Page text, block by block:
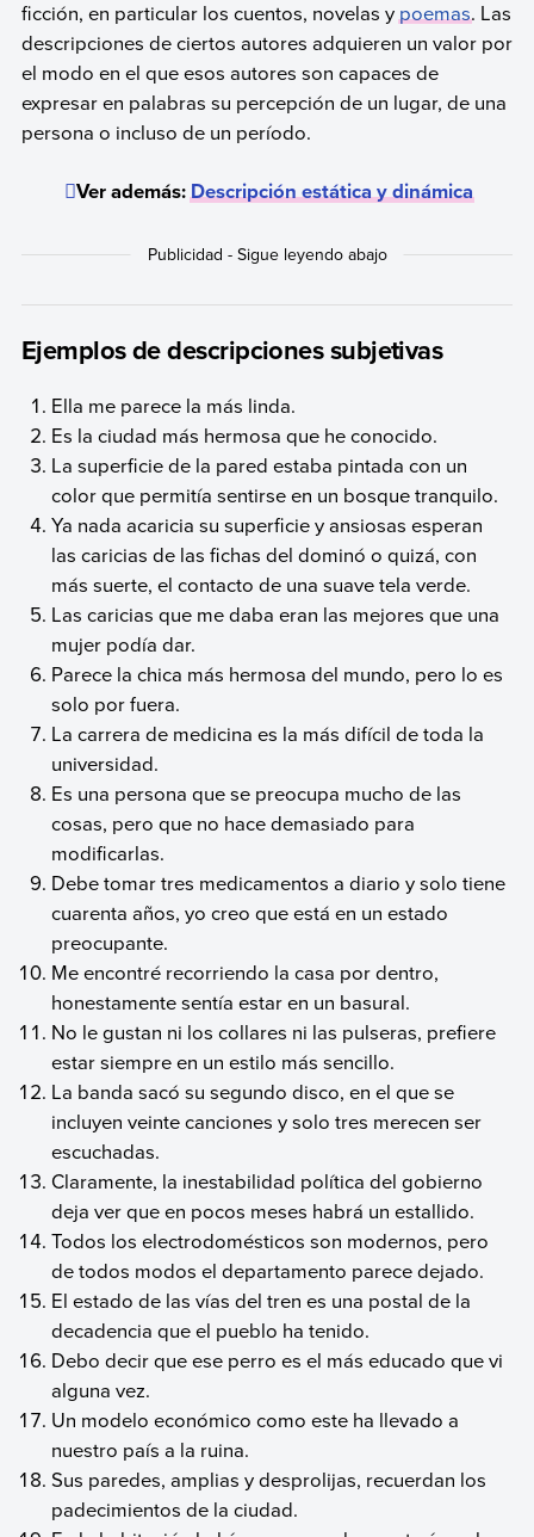
ficción, en particular los cuentos, novelas y poemas. Las
descripciones de ciertos autores adquieren un valor por
el modo en el que esos autores son capaces de
expresar en palabras su percepción de un lugar, de una
persona o incluso de un período.
Ver además:Descripción estática y dinámica
Ejemplos de descripciones subjetivas
Ella me parece la más linda.
Es la ciudad más hermosa que he conocido.
La superficie de la pared estaba pintada con un
color que permitía sentirse en un bosque tranquilo.
Ya nada acaricia su superficie y ansiosas esperan
las caricias de las fichas del dominó o quizá, con
más suerte, el contacto de una suave tela verde.
Las caricias que me daba eran las mejores que una
mujer podía dar.
Parece la chica más hermosa del mundo, pero lo es
solo por fuera.
La carrera de medicina es la más difícil de toda la
universidad.
Es una persona que se preocupa mucho de las
cosas, pero que no hace demasiado para
modificarlas.
Debe tomar tres medicamentos a diario y solo tiene
cuarenta años, yo creo que está en un estado
preocupante.
Me encontré recorriendo la casa por dentro,
honestamente sentía estar en un basural.
No le gustan ni los collares ni las pulseras, prefiere
estar siempre en un estilo más sencillo.
La banda sacó su segundo disco, en el que se
incluyen veinte canciones y solo tres merecen ser
escuchadas.
Claramente, la inestabilidad política del gobierno
deja ver que en pocos meses habrá un estallido.
Todos los electrodomésticos son modernos, pero
de todos modos el departamento parece dejado.
El estado de las vías del tren es una postal de la
decadencia que el pueblo ha tenido.
Debo decir que ese perro es el más educado que vi
alguna vez.
Un modelo económico como este ha llevado a
nuestro país a la ruina.
Sus paredes, amplias y desprolijas, recuerdan los
padecimientos de la ciudad.